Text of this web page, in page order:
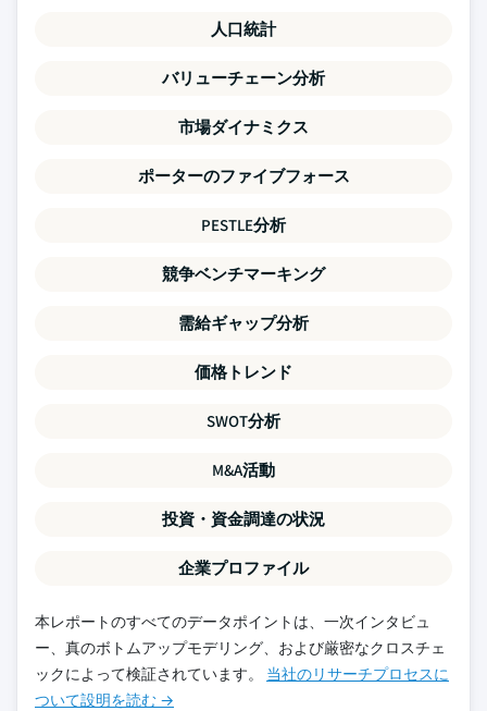
人口統計
バリューチェーン分析
市場ダイナミクス
ポーターのファイブフォース
PESTLE分析
競争ベンチマーキング
需給ギャップ分析
価格トレンド
SWOT分析
M&A活動
投資・資金調達の状況
企業プロファイル
本レポートのすべてのデータポイントは、一次インタビュ
ー、真のボトムアップモデリング、および厳密なクロスチェ
ックによって検証されています。 当社のリサーチプロセスに
ついて設明を読む →